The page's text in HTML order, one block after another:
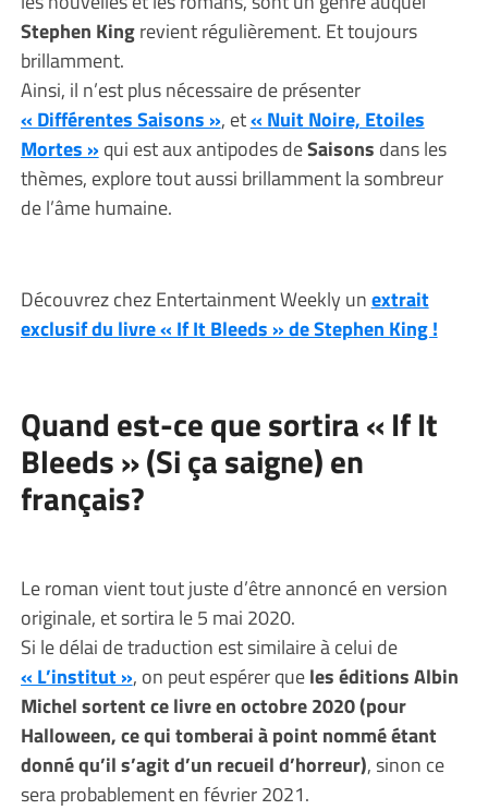
Stephen Kingrevient régulièrement. Et toujours
brillamment.
Ainsi, il n’est plus nécessaire de présenter
« Différentes Saisons », et« Nuit Noire, Etoiles
Mortes »qui est aux antipodes deSaisons dans les
thèmes, explore tout aussi brillamment la sombreur
de l’âme humaine.
Découvrez chez Entertainment Weekly unextrait
exclusif du livre « If It Bleeds » de Stephen King !
Quand est-ce que sortira « If It
Bleeds » (Si ça saigne) en
français?
Le roman vient tout juste d’être annoncé en version
originale, et sortira le 5 mai 2020.
Si le délai de traduction est similaire à celui de
« L’institut », on peut espérer queles éditions Albin
Michel sortent ce livre en octobre 2020 (pour
Halloween, ce qui tomberai à point nommé étant
donné qu’il s’agit d’un recueil d’horreur), sinon ce
sera probablement en février 2021.